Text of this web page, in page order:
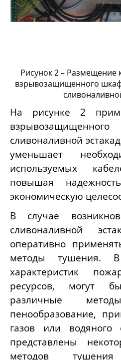
Рисунок 2 – Размещение
взрывозащищенного
На рисунке 2
сливоналивной
уменьшает
используемых
повышая
экономическую
В случае
сливоналивной
оперативно
методы тушения.
характеристик
ресурсов, могут
различные
пенообразование,
газов или водяного
представлены
методов